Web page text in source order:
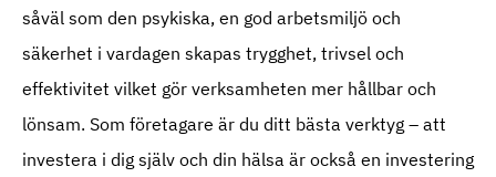
såväl som den psykiska, en god arbetsmiljö och
säkerhet i vardagen skapas trygghet, trivsel och
effektivitet vilket gör verksamheten mer hållbar och
lönsam. Som företagare är du ditt bästa verktyg – att
investera i dig själv och din hälsa är också en investering